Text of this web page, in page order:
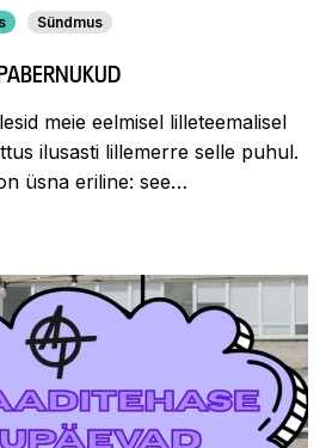
Sündmus
meie eelmisel lilleteemalisel
ilusasti lillemerre selle puhul.
üsna eriline: see…